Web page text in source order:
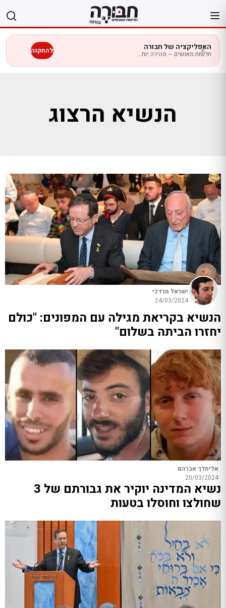
לתוכן
האפליקציה של חבורה
חדשות מאנשים — מהירה יותר בנייד להתקנה
הנשיא הרצוג
ישראל מרדכי
24/03/2024
הנשיא בקריאת מגילה עם המפונים: "כולם
יחזרו הביתה בשלום"
אלימלך אברהם
20/03/2024
נשיא המדינה יוקיר את גבורתם של 3
שחולצו וחוסלו בטעות